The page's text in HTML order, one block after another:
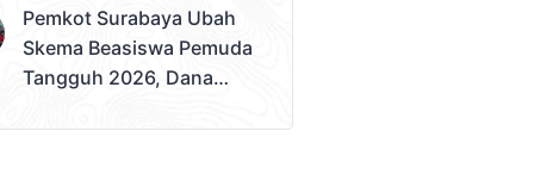
Pemilihan Duta Muda
Sidoarjo 2026
Pemkot Surabaya Ubah
Skema Beasiswa Pemuda
Tangguh 2026, Dana
Sekolah